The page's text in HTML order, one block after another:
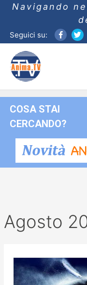
Navigando
Seguici su:
COSA STAI
CERCANDO?
Agosto